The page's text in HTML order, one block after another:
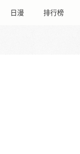
日漫 排行榜